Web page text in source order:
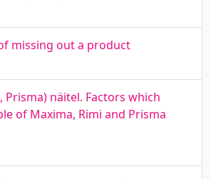
missing out a product
näitel. Factors which
of Maxima, Rimi and Prisma